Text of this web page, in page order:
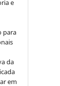
e
para
da
em